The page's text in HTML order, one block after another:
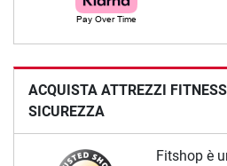
ACQUISTA ATTREZZI
SICUREZZA
Fitshop è